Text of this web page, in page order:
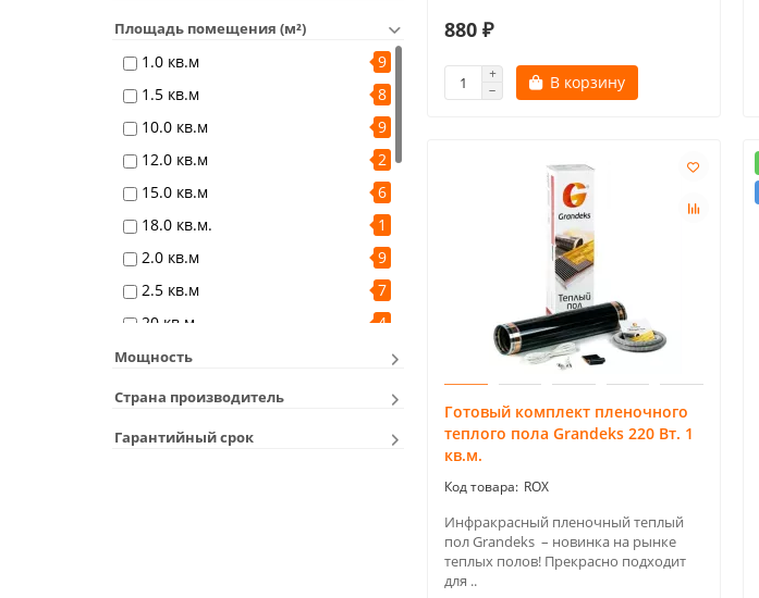
Площадь помещения (м²)
1.0 кв.м
9
1.5 кв.м
8
10.0 кв.м
9
12.0 кв.м
2
15.0 кв.м
6
18.0 кв.м.
1
2.0 кв.м
9
2.5 кв.м
7
20 кв.м
4
3.0 кв.м
Мощность
Страна производитель
Гарантийный срок
880 ₽
В корзину
Готовый комплект пленочного
теплого пола Grandeks 220 Вт. 1
кв.м.
ROX
Инфракрасный пленочный теплый
пол Grandeks – новинка на рынке
теплых полов! Прекрасно подходит
для ..